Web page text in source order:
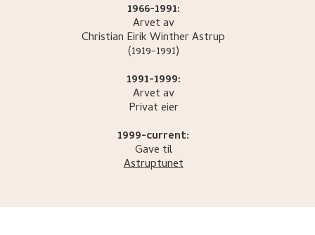
1966-1991:
Arvet av
Christian Eirik WintherAstrup
(1919-1991)
1991-1999:
Arvet av
Privat eier
1999-current:
Gave til
Astruptunet